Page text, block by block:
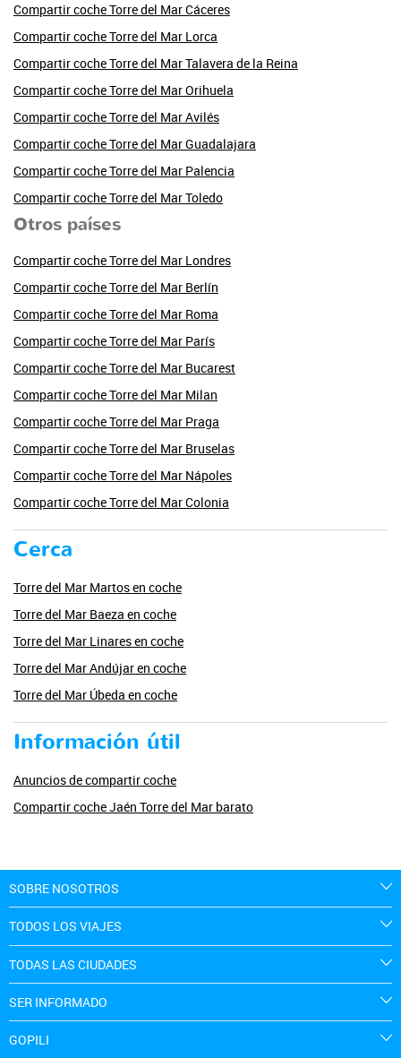
Compartir coche Torre del Mar Cáceres
Compartir coche Torre del Mar Lorca
Compartir coche Torre del Mar Talavera de la Reina
Compartir coche Torre del Mar Orihuela
Compartir coche Torre del Mar Avilés
Compartir coche Torre del Mar Guadalajara
Compartir coche Torre del Mar Palencia
Compartir coche Torre del Mar Toledo
Otros países
Compartir coche Torre del Mar Londres
Compartir coche Torre del Mar Berlín
Compartir coche Torre del Mar Roma
Compartir coche Torre del Mar París
Compartir coche Torre del Mar Bucarest
Compartir coche Torre del Mar Milan
Compartir coche Torre del Mar Praga
Compartir coche Torre del Mar Bruselas
Compartir coche Torre del Mar Nápoles
Compartir coche Torre del Mar Colonia
Cerca
Torre del Mar Martos en coche
Torre del Mar Baeza en coche
Torre del Mar Linares en coche
Torre del Mar Andújar en coche
Torre del Mar Úbeda en coche
Información útil
Anuncios de compartir coche
Compartir coche Jaén Torre del Mar barato
SOBRE NOSOTROS
TODOS LOS VIAJES
TODAS LAS CIUDADES
SER INFORMADO
GOPILI